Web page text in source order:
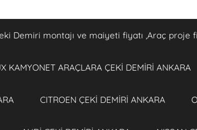
Demiri montajı ve maiyeti fiyatı ,Araç proje
KAMYONET ARAÇLARA ÇEKİ DEMİRİ ANKARA
CITROEN ÇEKİ DEMİRİ ANKARA